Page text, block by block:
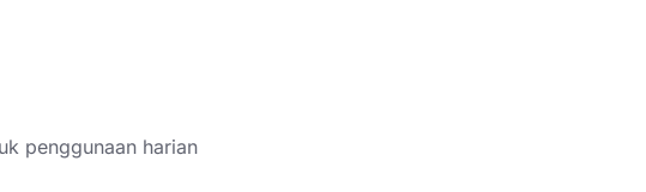
penggunaan harian